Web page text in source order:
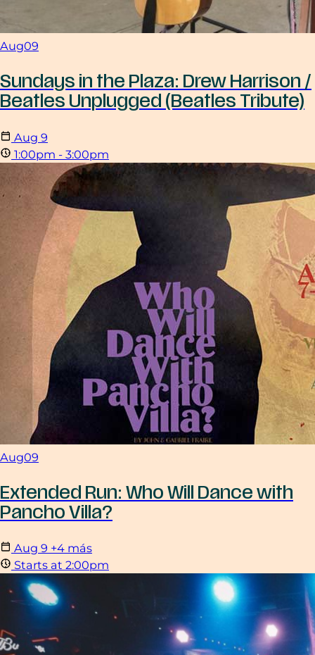
Aug09
Sundays in the Plaza: Drew Harrison /
Beatles Unplugged (Beatles Tribute)
Aug 9
1:00pm - 3:00pm
Aug09
Extended Run: Who Will Dance with
Pancho Villa?
Aug 9 +4 más
Starts at 2:00pm